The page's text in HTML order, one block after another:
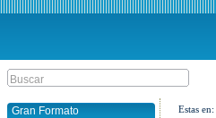
Gran Formato
Estas en: